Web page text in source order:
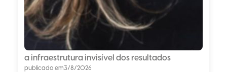
a infraestrutura invisível dos resultados
publicado em3/8/2026